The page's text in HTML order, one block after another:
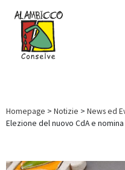
Homepage > Notizie > News ed
Elezione del nuovo CdA e